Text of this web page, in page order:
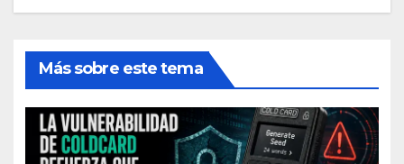
Más sobre este tema